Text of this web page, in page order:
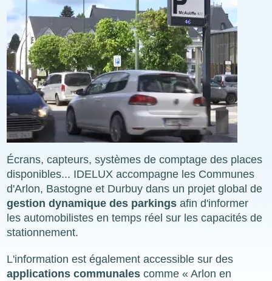
Écrans, capteurs, systèmes de comptage des places
disponibles... IDELUX accompagne les Communes
d'Arlon, Bastogne et Durbuy dans un projet global de
gestion dynamique des parkings afin d'informer
les automobilistes en temps réel sur les capacités de
stationnement.
L'information est également accessible sur des
applications communales comme « Arlon en